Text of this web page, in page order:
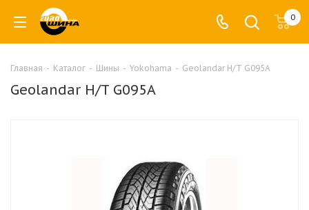
0
Главная - Каталог - Шины - Yokohama - Geolandar H/T G095A
Geolandar H/T G095A